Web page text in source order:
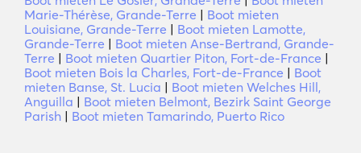
Marie-Thérèse, Grande-Terre | Boot mieten
Louisiane, Grande-Terre | Boot mieten Lamotte,
Grande-Terre | Boot mieten Anse-Bertrand, Grande-
Terre | Boot mieten Quartier Piton, Fort-de-France |
Boot mieten Bois la Charles, Fort-de-France | Boot
mieten Banse, St. Lucia | Boot mieten Welches Hill,
Anguilla | Boot mieten Belmont, Bezirk Saint George
Parish | Boot mieten Tamarindo, Puerto Rico